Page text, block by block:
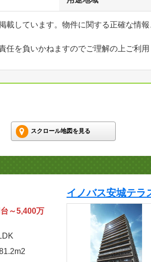
載しています。物件に関する正確な情
を負いかねますのでご理解の上ご利用
スクロール地図を見る
～5,400万
2
イノバス安城テラ